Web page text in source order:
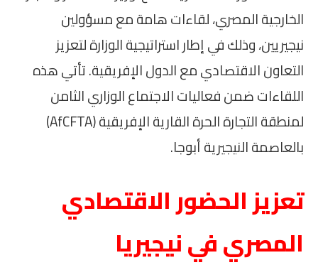
الخارجية المصري، لقاءات هامة مع مسؤولين
نيجيريين، وذلك في إطار استراتيجية الوزارة لتعزيز
التعاون الاقتصادي مع الدول الإفريقية. تأتي هذه
اللقاءات ضمن فعاليات الاجتماع الوزاري الثامن
لمنطقة التجارة الحرة القارية الإفريقية (AfCFTA)
بالعاصمة النيجيرية أبوجا.
تعزيز الحضور الاقتصادي
المصري في نيجيريا